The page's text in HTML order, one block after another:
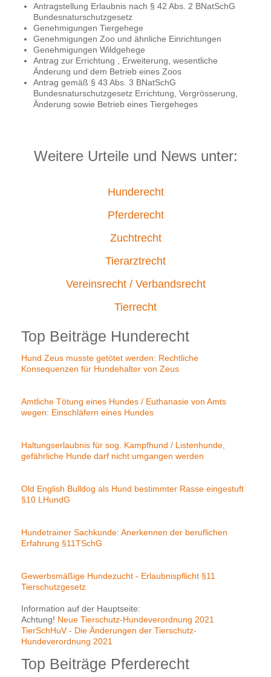
Antragstellung Erlaubnis nach § 42 Abs. 2 BNatSchG
Bundesnaturschutzgesetz
Genehmigungen Tiergehege
Genehmigungen Zoo und ähnliche Einrichtungen
Genehmigungen Wildgehege
Antrag zur Errichtung , Erweiterung, wesentliche
Änderung und dem Betrieb eines Zoos
Antrag gemäß § 43 Abs. 3 BNatSchG
Bundesnaturschutzgesetz Errichtung, Vergrösserung,
Änderung sowie Betrieb eines Tiergeheges
Weitere Urteile und News unter:
Hunderecht
Pferderecht
Zuchtrecht
Tierarztrecht
Vereinsrecht / Verbandsrecht
Tierrecht
Top Beiträge Hunderecht
Hund Zeus musste getötet werden: Rechtliche
Konsequenzen für Hundehalter von Zeus
Amtliche Tötung eines Hundes / Euthanasie von Amts
wegen: Einschläfern eines Hundes
Haltungserlaubnis für sog. Kampfhund / Listenhunde,
gefährliche Hunde darf nicht umgangen werden
Old English Bulldog als Hund bestimmter Rasse eingestuft
§10 LHundG
Hundetrainer Sachkunde: Anerkennen der beruflichen
Erfahrung §11TSchG
Gewerbsmäßige Hundezucht - Erlaubnispflicht §11
Tierschutzgesetz
Information auf der Hauptseite:
Achtung! Neue Tierschutz-Hundeverordnung 2021
TierSchHuV - Die Änderungen der Tierschutz-
Hundeverordnung 2021
Top Beiträge Pferderecht